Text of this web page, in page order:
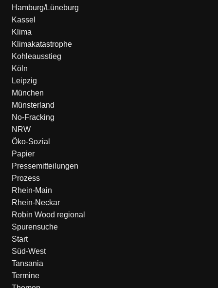
Hamburg/Lüneburg
Kassel
Klima
Klimakatastrophe
Kohleausstieg
Köln
Leipzig
München
Münsterland
No-Fracking
NRW
Öko-Sozial
Papier
Pressemitteilungen
Prozess
Rhein-Main
Rhein-Neckar
Robin Wood regional
Spurensuche
Start
Süd-West
Tansania
Termine